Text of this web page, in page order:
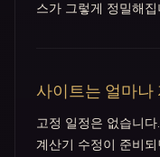
스가 그렇게 정밀해집
사이트는 얼마나
고정 일정은 없습니
계산기 수정이 준비